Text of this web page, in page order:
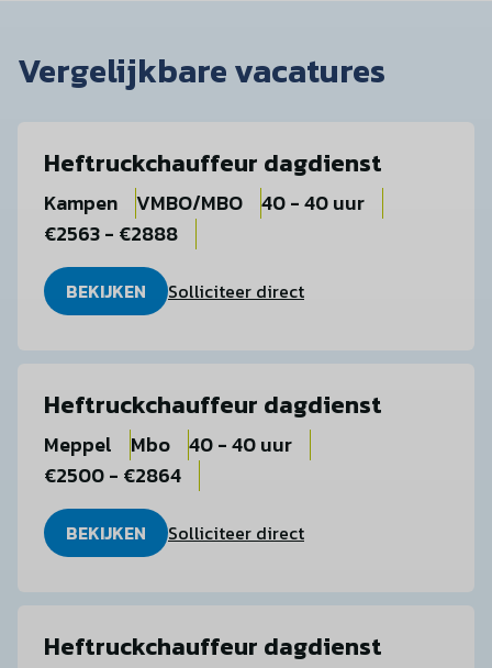
Vergelijkbare vacatures
Heftruckchauffeur dagdienst
Kampen VMBO/MBO
40 - 40 uur
€2563 - €2888
BEKIJKEN Solliciteer direct
Heftruckchauffeur dagdienst
Meppel Mbo
40 - 40 uur
€2500 - €2864
BEKIJKEN Solliciteer direct
Heftruckchauffeur dagdienst